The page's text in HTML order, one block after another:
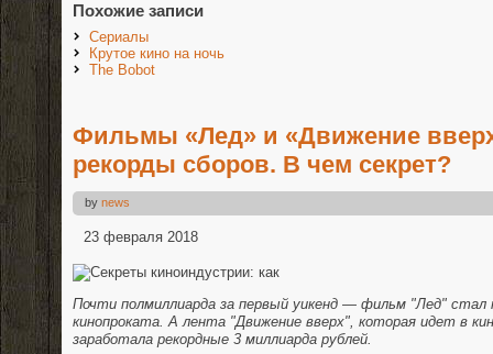
Похожие записи
Сериалы
Крутое кино на ночь
The Bobot
Фильмы «Лед» и «Движение
рекорды сборов. В чем секрет?
by news
23 февраля 2018
Почти полмиллиарда за первый уикенд — фильм "Лед" стал
кинопроката. А лента "Движение вверх", которая идет в
заработала рекордные 3 миллиарда рублей.